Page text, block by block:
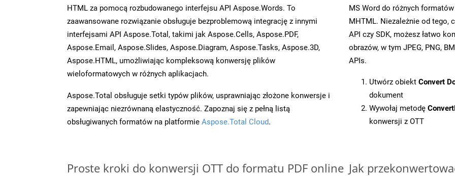
HTML za pomocą rozbudowanego interfejsu API Aspose.Words. To
zaawansowane rozwiązanie obsługuje bezproblemową integrację z innymi
interfejsami API Aspose.Total, takimi jak Aspose.Cells, Aspose.PDF,
Aspose.Email, Aspose.Slides, Aspose.Diagram, Aspose.Tasks, Aspose.3D,
Aspose.HTML, umożliwiając kompleksową konwersję plików
wieloformatowych w różnych aplikacjach.
Aspose.Total obsługuje setki typów plików, usprawniając złożone konwersje i
zapewniając niezrównaną elastyczność. Zapoznaj się z pełną listą
obsługiwanych formatów na platformie Aspose.Total Cloud.
MS Word do różnych
MHTML. Niezależnie od tego,
API czy SDK, możesz łatwo
obrazów, w tym JPEG, PNG,
APIs.
Utwórz obiekt Convert
dokument
Wywołaj metodę
konwersji z OTT
Proste kroki do konwersji OTT do formatu PDF online Jak